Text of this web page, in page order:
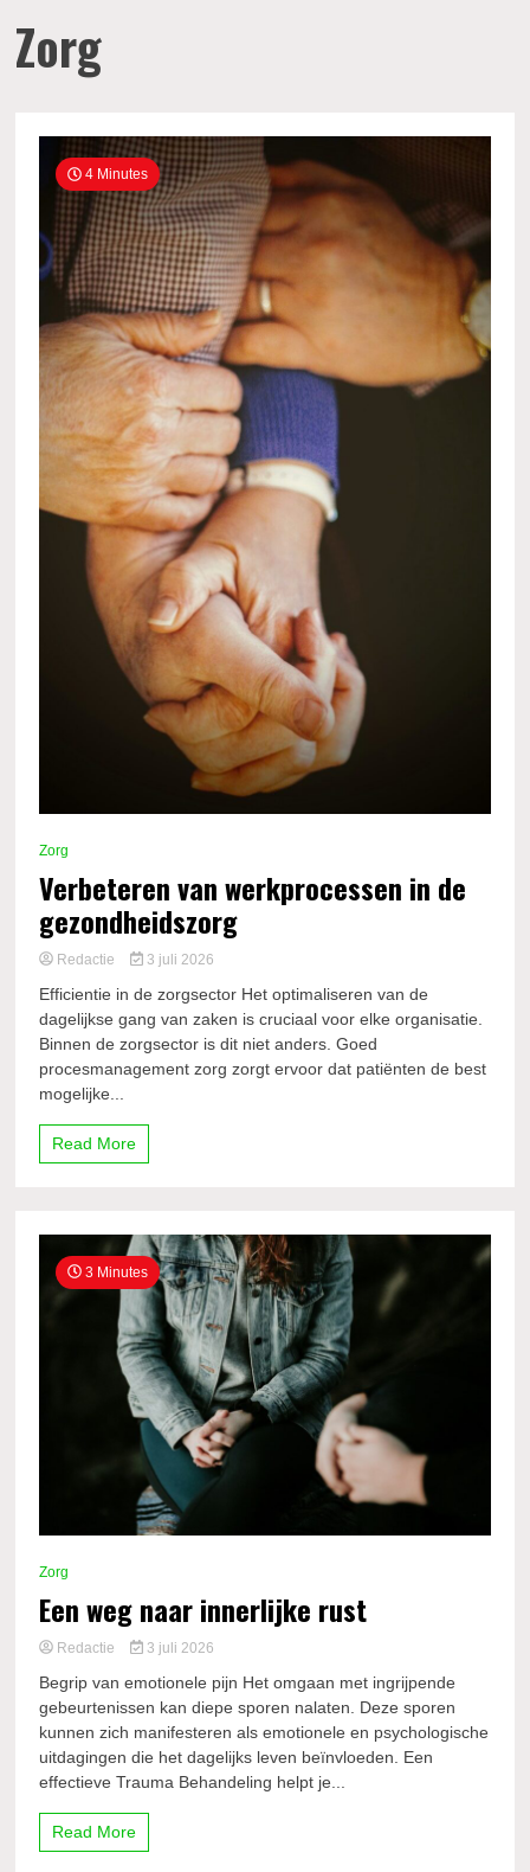
Zorg
4 Minutes
Zorg
Verbeteren van werkprocessen in de
gezondheidszorg
Redactie 3 juli 2026
Efficientie in de zorgsector Het optimaliseren van de
dagelijkse gang van zaken is cruciaal voor elke organisatie.
Binnen de zorgsector is dit niet anders. Goed
procesmanagement zorg zorgt ervoor dat patiënten de best
mogelijke...
Read More
3 Minutes
Zorg
Een weg naar innerlijke rust
Redactie 3 juli 2026
Begrip van emotionele pijn Het omgaan met ingrijpende
gebeurtenissen kan diepe sporen nalaten. Deze sporen
kunnen zich manifesteren als emotionele en psychologische
uitdagingen die het dagelijks leven beïnvloeden. Een
effectieve Trauma Behandeling helpt je...
Read More